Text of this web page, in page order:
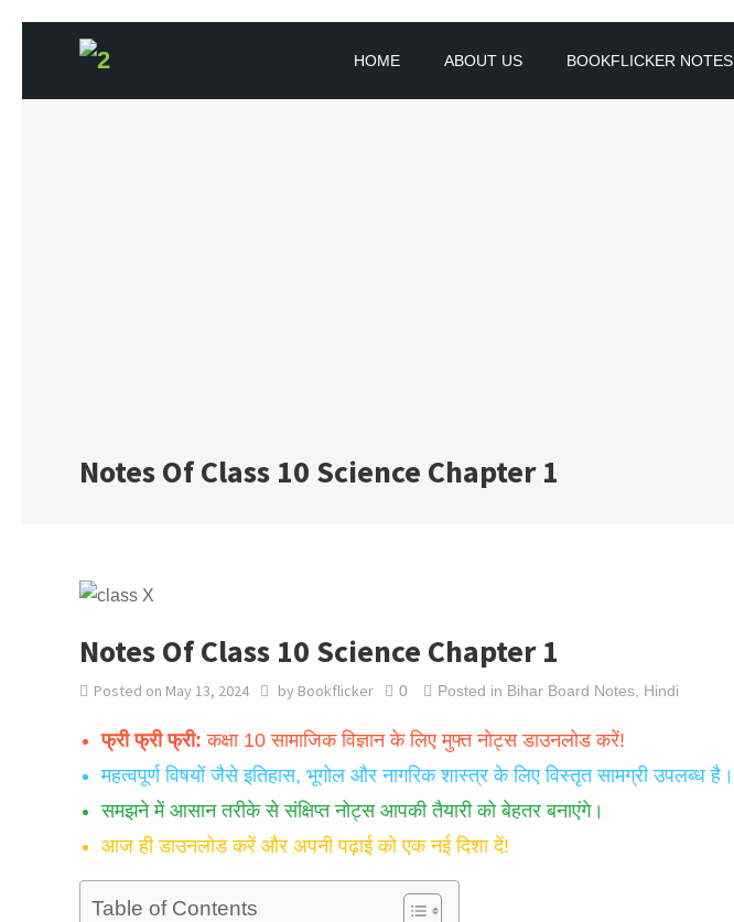
Skip to content
BOOKFLICKER NOTES
Gateway To Future
HOME ABOUT US BOOKFLICKER NOTES
Notes Of Class 10 Science Chapter 1
Notes Of Class 10 Science Chapter 1
Posted on May 13, 2024 by Bookflicker 0 Posted in Bihar Board Notes Hindi
फ्री फ्री फ्री: कक्षा 10 सामाजिक विज्ञान के लिए मुफ्त नोट्स डाउनलोड करें!
महत्वपूर्ण विषयों जैसे इतिहास, भूगोल और नागरिक शास्त्र के लिए विस्तृत सामग्री उपलब्ध है।
समझने में आसान तरीके से संक्षिप्त नोट्स आपकी तैयारी को बेहतर बनाएंगे।
आज ही डाउनलोड करें और अपनी पढ़ाई को एक नई दिशा दें!
Table of Contents